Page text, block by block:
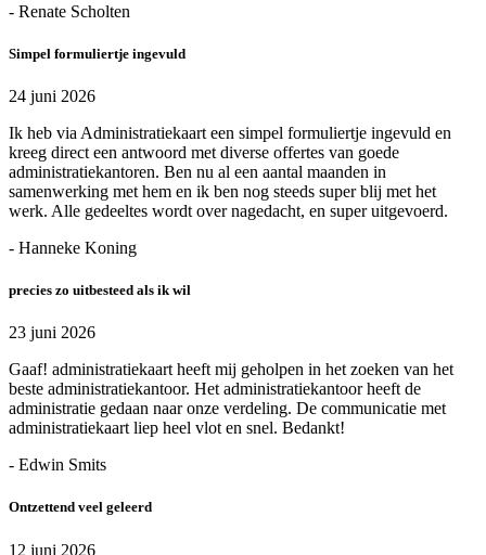
- Renate Scholten
Simpel formuliertje ingevuld
24 juni 2026
Ik heb via Administratiekaart een simpel formuliertje ingevuld en
kreeg direct een antwoord met diverse offertes van goede
administratiekantoren. Ben nu al een aantal maanden in
samenwerking met hem en ik ben nog steeds super blij met het
werk. Alle gedeeltes wordt over nagedacht, en super uitgevoerd.
- Hanneke Koning
precies zo uitbesteed als ik wil
23 juni 2026
Gaaf! administratiekaart heeft mij geholpen in het zoeken van het
beste administratiekantoor. Het administratiekantoor heeft de
administratie gedaan naar onze verdeling. De communicatie met
administratiekaart liep heel vlot en snel. Bedankt!
- Edwin Smits
Ontzettend veel geleerd
12 juni 2026